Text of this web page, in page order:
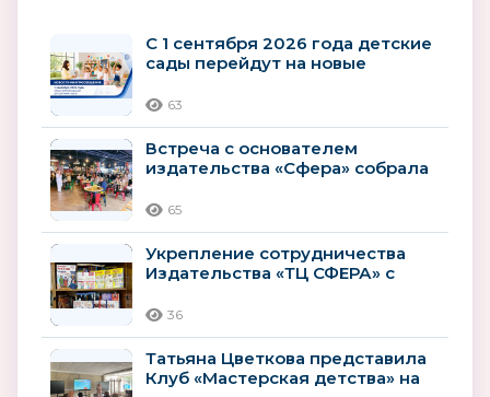
С 1 сентября 2026 года детские
сады перейдут на новые
Минпросвещения
63
Встреча с основателем
издательства «Сфера» собрала
65
Укрепление сотрудничества
Издательства «ТЦ СФЕРА» с
развития...
36
Татьяна Цветкова представила
Клуб «Мастерская детства» на